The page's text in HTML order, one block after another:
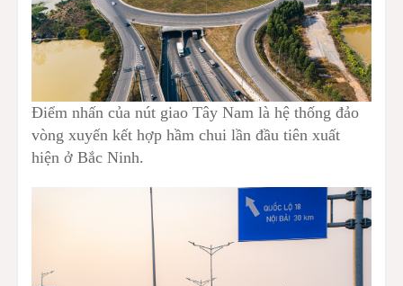
Điểm nhấn của nút giao Tây Nam là hệ thống đảo
vòng xuyến kết hợp hầm chui lần đầu tiên xuất
hiện ở Bắc Ninh.